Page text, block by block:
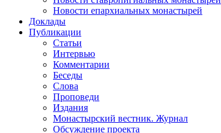
Новости епархиальных монастырей
Доклады
Публикации
Статьи
Интервью
Комментарии
Беседы
Слова
Проповеди
Издания
Монастырский вестник. Журнал
Обсуждение проекта